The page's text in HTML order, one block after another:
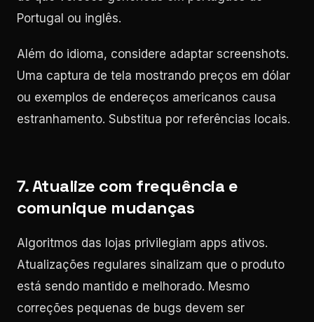
Portugal ou inglês.
Além do idioma, considere adaptar screenshots.
Uma captura de tela mostrando preços em dólar
ou exemplos de endereços americanos causa
estranhamento. Substitua por referências locais.
7. Atualize com frequência e
comunique mudanças
Algoritmos das lojas privilegiam apps ativos.
Atualizações regulares sinalizam que o produto
está sendo mantido e melhorado. Mesmo
correções pequenas de bugs devem ser